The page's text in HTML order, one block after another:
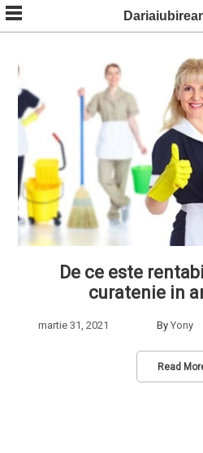
Skip
to
content
De ce este
curatenie in
martie 31, 2021 By Yony
Read